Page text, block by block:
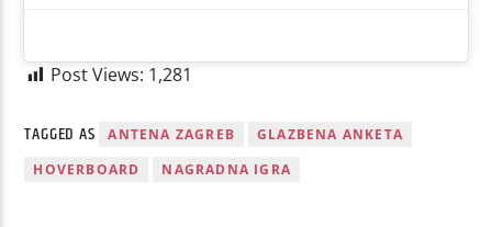
Post Views: 1,281
TAGGED AS ANTENA ZAGREB
GLAZBENA ANKETA
HOVERBOARD
NAGRADNA IGRA